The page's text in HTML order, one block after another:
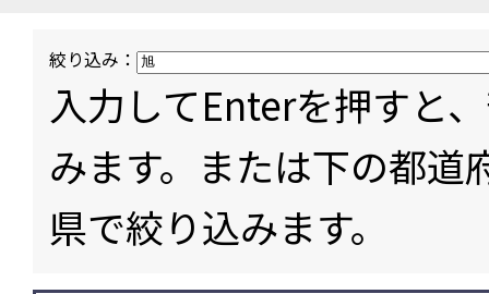
絞り込み：
入力してEnterを押すと
みます。または下の都道
県で絞り込みます。